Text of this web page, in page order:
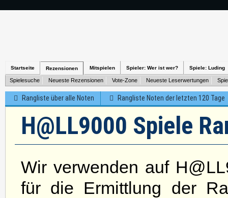
Startseite Rezensionen Mitspielen Spieler: Wer ist wer? Spiele: Luding
Spielesuche Neueste Rezensionen Vote-Zone Neueste Leserwertungen
Rangliste über alle Noten Rangliste Noten der letzten 120 Tage
H@LL9000 Spiele
Wir verwenden auf
für die Ermittlung der